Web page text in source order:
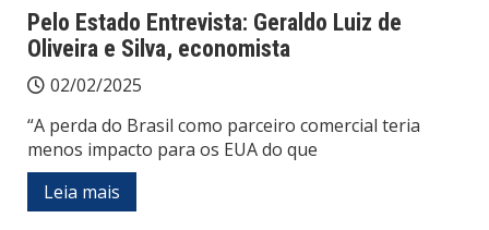
Pelo Estado Entrevista: Geraldo Luiz de
Oliveira e Silva, economista
02/02/2025
“A perda do Brasil como parceiro comercial teria
menos impacto para os EUA do que
Leia mais